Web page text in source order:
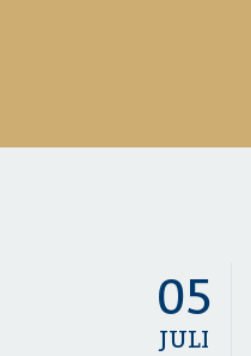
05
JULI